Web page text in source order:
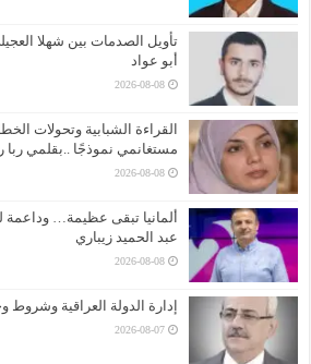
تأويل الصدمات بين شهلا
أبو عواد
2026-08-08
القراءة الشبابية وتحولات
مستغانمي نموذجًا ..بقلمي ربا
2026-08-08
ألمانيا تبقى عظيمة…
عبد الحميد زيباري
2026-08-08
إدارة الدولة العراقية
2026-08-07